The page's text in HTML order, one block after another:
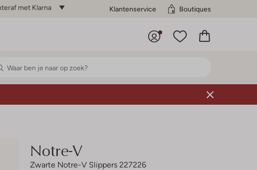
met Klarna Klantenservice Boutiques
Notre-V
Zwarte Notre-V Slippers 227226